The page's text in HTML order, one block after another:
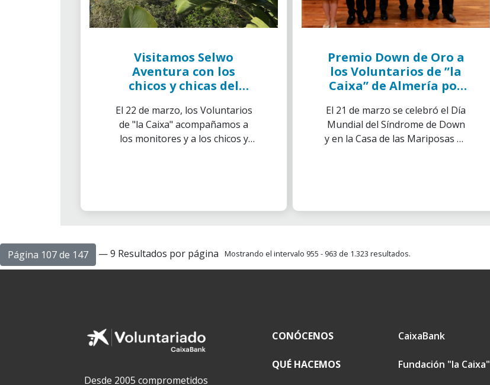
Visitamos Selwo
Aventura con los
chicos y chicas del
Psicopedagógico Reina
Sofía
El 22 de marzo, los Voluntarios
de "la Caixa" acompañamos a
los monitores y a los chicos y
Aventura de Estepona.
Premio Down de Oro a
los Voluntarios de ”la
Caixa” de Almería por
voluntariado en la
provincia
El 21 de marzo se celebró el Día
Mundial del Síndrome de Down
y en la Casa de las Mariposas de
Página 107 de 147 — 9 Resultados por página Mostrando el intervalo 955 - 963 de 1.323 resultados.
Desde 2005 comprometidos
CONÓCENOS
QUÉ HACEMOS
CaixaBank
Fundación "la Caixa"